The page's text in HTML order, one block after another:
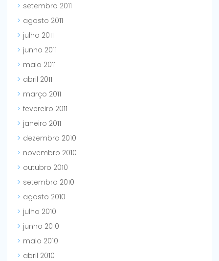
setembro 2011
agosto 2011
julho 2011
junho 2011
maio 2011
abril 2011
março 2011
fevereiro 2011
janeiro 2011
dezembro 2010
novembro 2010
outubro 2010
setembro 2010
agosto 2010
julho 2010
junho 2010
maio 2010
abril 2010